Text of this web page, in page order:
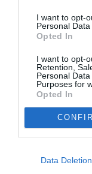
I want to opt-
Personal Data
Opted In
I want to opt-
Retention,
Personal
Purposes for
Opted In
Data Deletion
Το συνδύασε
ολοκλήρωσε το
RELATED